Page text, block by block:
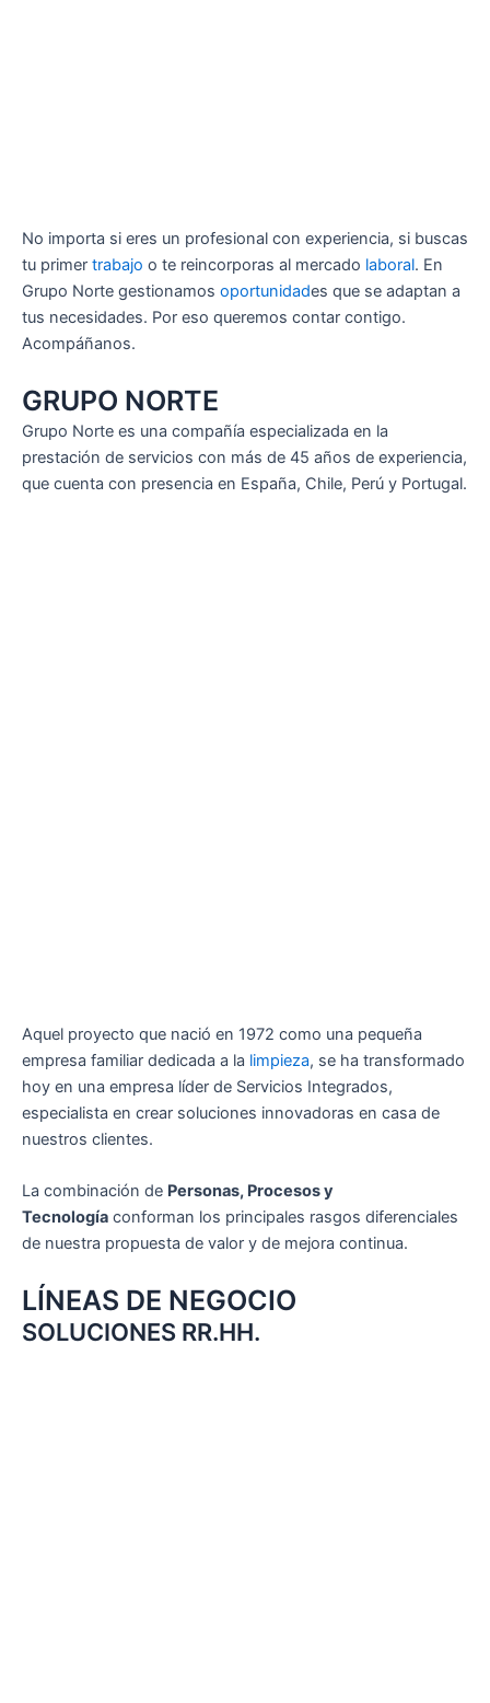
No importa si eres un profesional con experiencia, si buscas
tu primer trabajo o te reincorporas al mercado laboral. En
Grupo Norte gestionamos oportunidades que se adaptan a
tus necesidades. Por eso queremos contar contigo.
Acompáñanos.
GRUPO NORTE
Grupo Norte es una compañía especializada en la
prestación de servicios con más de 45 años de experiencia,
que cuenta con presencia en España, Chile, Perú y Portugal.
Aquel proyecto que nació en 1972 como una pequeña
empresa familiar dedicada a la limpieza, se ha transformado
hoy en una empresa líder de Servicios Integrados,
especialista en crear soluciones innovadoras en casa de
nuestros clientes.
La combinación de Personas, Procesos y
Tecnología conforman los principales rasgos diferenciales
de nuestra propuesta de valor y de mejora continua.
LÍNEAS DE NEGOCIO
SOLUCIONES RR.HH.